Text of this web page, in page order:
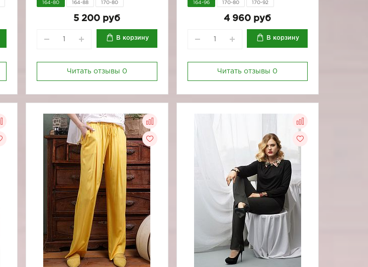
164-80 164-88 170-80
5 200 руб
В корзину
Читать отзывы 0
164-96 170-80 170-92
4 960 руб
В корзину
Читать отзывы 0